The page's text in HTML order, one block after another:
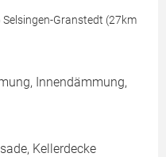
Granstedt (27km
Innendämmung,
Kellerdecke